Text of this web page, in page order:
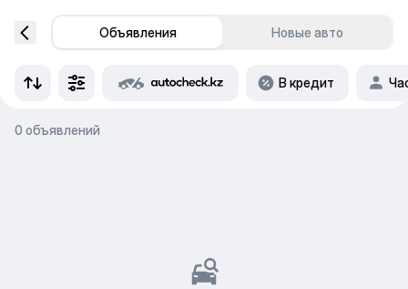
Объявления Новые авто
В кредит
0 объявлений